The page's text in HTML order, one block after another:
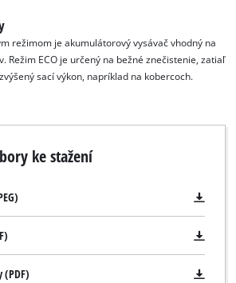
režimom je akumulátorový vysávač vhodný na
Režim ECO je určený na bežné znečistenie, zatiaľ
sací výkon, napríklad na kobercoch.
ke stažení
(PDF)